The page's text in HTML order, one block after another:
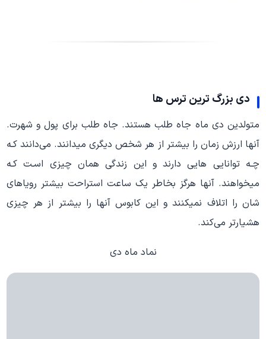
دی بزرگ ترین ترس ها
متولدین دی ماه جاه طلب هستند. جاه طلب برای پول و شهرت.
آنها ارزش زمان را بیشتر از هر شخص دیگری میدانند. می‌دانند کـه
چـه توانایی هایي دارند و این زندگی همان چیزی اسـت کـه
میخواهند. آنها هرگز بخاطر یک ساعت استراحت بیشتر رویاهای
شان را اتلاف نمیکنند و این کابوس آنها را بیشتر از هر چیزی
هشیارتر می‌کند.
نماد ماه دی